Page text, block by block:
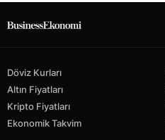
Döviz Kurları
Altın Fiyatları
Kripto Fiyatları
Ekonomik Takvim